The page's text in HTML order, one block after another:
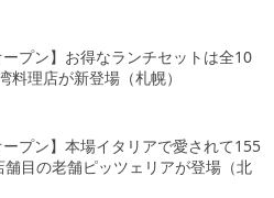
ープン】お得なランチセットは全10
料理店が新登場（札幌）
ープン】本場イタリアで愛されて155
目の老舗ピッツェリアが登場（北